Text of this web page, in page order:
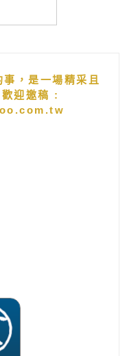
，是一場精采且
迎邀稿 :